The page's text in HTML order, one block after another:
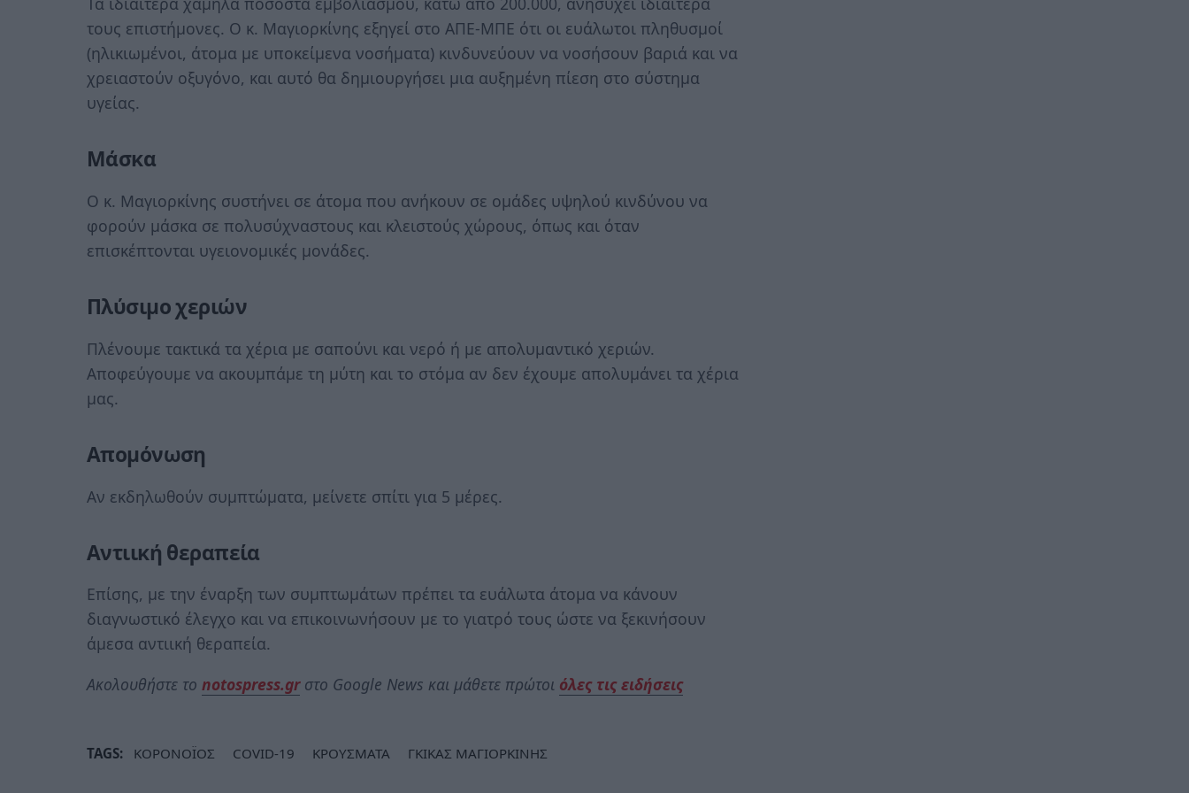
τους επιστήμονες. Ο κ. Μαγιορκίνης εξηγεί στο ΑΠΕ-ΜΠΕ ότι οι ευάλωτοι πληθυσμοί
(ηλικιωμένοι, άτομα με υποκείμενα νοσήματα) κινδυνεύουν να νοσήσουν βαριά και να
χρειαστούν οξυγόνο, και αυτό θα δημιουργήσει μια αυξημένη πίεση στο σύστημα
υγείας.
Μάσκα
Ο κ. Μαγιορκίνης συστήνει σε άτομα που ανήκουν σε ομάδες υψηλού κινδύνου να
φορούν μάσκα σε πολυσύχναστους και κλειστούς χώρους, όπως και όταν
επισκέπτονται υγειονομικές μονάδες.
Πλύσιμο χεριών
Πλένουμε τακτικά τα χέρια με σαπούνι και νερό ή με απολυμαντικό χεριών.
Αποφεύγουμε να ακουμπάμε τη μύτη και το στόμα αν δεν έχουμε απολυμάνει τα χέρια
μας.
Απομόνωση
Αν εκδηλωθούν συμπτώματα, μείνετε σπίτι για 5 μέρες.
Αντιική θεραπεία
Επίσης, με την έναρξη των συμπτωμάτων πρέπει τα ευάλωτα άτομα να κάνουν
διαγνωστικό έλεγχο και να επικοινωνήσουν με το γιατρό τους ώστε να ξεκινήσουν
άμεσα αντιική θεραπεία.
Ακολουθήστε το notospress.grστο Google News και μάθετε πρώτοι όλες τις ειδήσεις
TAGS: ΚΟΡΟΝΟΪΟΣ COVID-19 ΚΡΟΥΣΜΑΤΑ ΓΚΙΚΑΣ ΜΑΓΙΟΡΚΙΝΗΣ